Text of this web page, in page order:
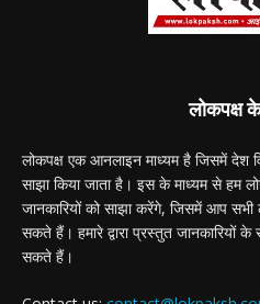
लोकपक्ष
लोकपक्ष एक आनलाइन माध्यम है जिसमें देश
साझा किया जाता है। इस के माध्यम से हम
जानकारियों को साझा करेंगे, जिसमें आप सभी
सकते हैं। हमारे द्वारा प्रस्तुत
सकते हैं।